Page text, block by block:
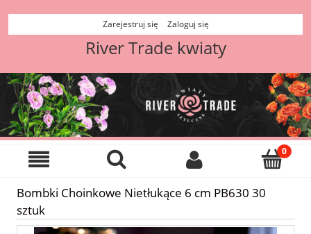
Zarejestruj się Zaloguj się
River Trade kwiaty
Bombki Choinkowe Nietłukące 6 cm PB630 30
sztuk